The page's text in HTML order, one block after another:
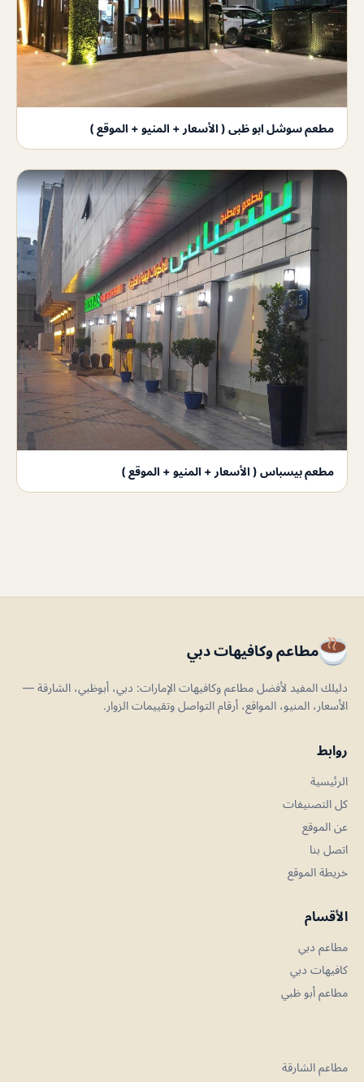
مطعم سوشل ابو ظبى ( الأسعار + المنيو + الموقع )
مطعم بيسباس ( الأسعار + المنيو + الموقع )
مطاعم وكافيهات دبي
دليلك المفيد لأفضل مطاعم وكافيهات الإمارات: دبي، أبوظبي، الشارقة —
الأسعار، المنيو، المواقع، أرقام التواصل وتقييمات الزوار.
روابط
الرئيسية
كل التصنيفات
عن الموقع
اتصل بنا
خريطة الموقع
الأقسام
مطاعم دبي
كافيهات دبي
مطاعم أبو ظبي
مطاعم الشارقة